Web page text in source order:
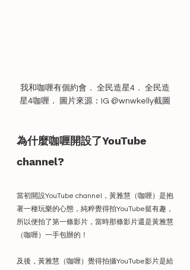
我和咖喱有個約會． 全民造星4． 全民造
星4咖喱． 圖片來源：IG @wnwkelly截圖
為什麼咖喱開設了YouTube
channel?
當初開設YouTube channel，黃雅慧（咖喱）是抱
著一種玩樂的心態，純粹覺得拍YouTube挺有趣，
所以便拍了第一條影片，當時那條影片還是黃雅慧
（咖喱）一手包辦的！
及後，黃雅慧（咖喱）覺得拍攝YouTube影片是給